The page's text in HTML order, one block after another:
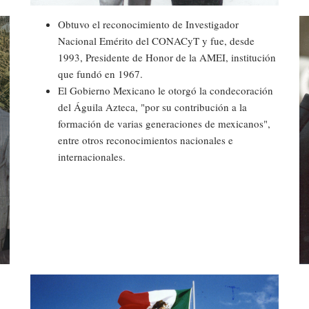
Obtuvo el reconocimiento de Investigador
Nacional Emérito del CONACyT y fue, desde
1993, Presidente de Honor de la AMEI, institución
que fundó en 1967.
El Gobierno Mexicano le otorgó la condecoración
del Águila Azteca, "por su contribución a la
formación de varias generaciones de mexicanos",
entre otros reconocimientos nacionales e
internacionales.